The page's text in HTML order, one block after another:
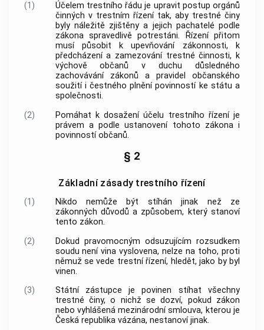
(1) Účelem trestního řádu je upravit postup orgánů
činných v trestním řízenítak, aby trestné činy
byly náležitě zjištěny a jejich pachatelé podle
zákona spravedlivě potrestáni. Řízení přitom
musí působit k upevňování zákonnosti, k
předcházení a zamezování trestné činnosti, k
výchově občanů v duchu důsledného
zachovávání zákonů a pravidel občanského
soužití i čestného plnění povinností ke státu a
společnosti.
(2)
Pomáhat k dosažení účelu trestního řízeníje
právem a podle ustanovení tohoto zákona i
povinností občanů.
§ 2
Základní zásady trestního řízení
(1)
Nikdo nemůže být stíhán jinak než ze
zákonných důvodů a způsobem, který stanoví
tento zákon.
(2)
Dokud pravomocným odsuzujícím rozsudkem
soudu není vina vyslovena, nelze na toho, proti
němuž se vede trestní řízení, hledět, jako by byl
vinen.
(3)
Státní zástupce je povinen stíhat všechny
trestné činy, o nichž se dozví, pokud zákon
nebo vyhlášená mezinárodní smlouva, kterou je
Česká republika vázána, nestanoví jinak.